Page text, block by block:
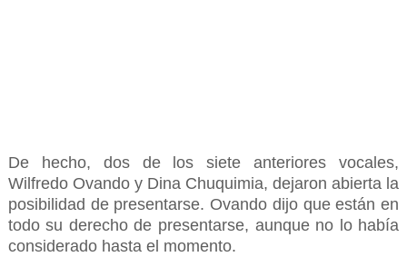
De hecho, dos de los siete anteriores vocales,
Wilfredo Ovando y Dina Chuquimia, dejaron abierta la
posibilidad de presentarse. Ovando dijo que están en
todo su derecho de presentarse, aunque no lo había
considerado hasta el momento.